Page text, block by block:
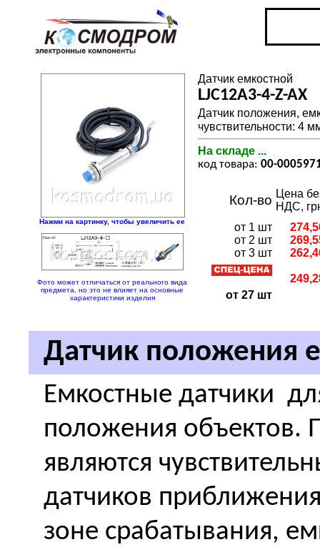
Нажми на картинку, чтобы увеличить ее
Фото может отличаться от реального вида
предмета, но это не влияет на основные
характеристики изделия
Датчик емкостной
LJC12A3-4-Z-AX
Датчик положения,
чувствительности: 4
На складе ...
код товара: 00-
Кол-во Цена
НДС,
от 1 шт
от 2 шт
от 3 шт
от 27 шт
Датчик положения
Емкостные датчики
положения объектов.
являются
датчиков
зоне срабатывания,